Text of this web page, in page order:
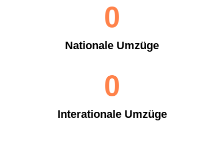
Nationale Umzüge
0
Interationale Umzüge
0